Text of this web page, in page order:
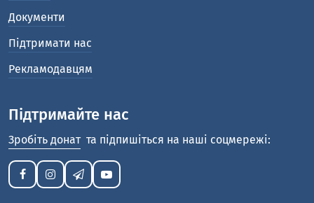
Документи
Підтримати нас
Рекламодавцям
Підтримайте нас
Зробіть донат та підпишіться на наші соцмережі: